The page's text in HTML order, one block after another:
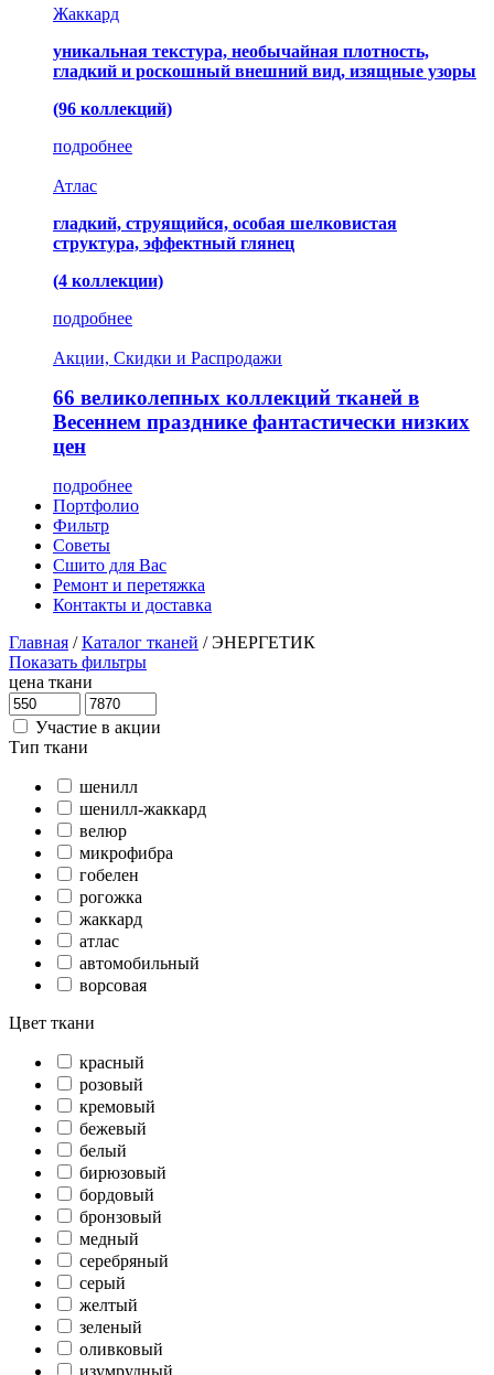
Жаккард
уникальная текстура, необычайная плотность,
гладкий и роскошный внешний вид, изящные узоры
(96 коллекций)
подробнее
Атлас
гладкий, струящийся, особая шелковистая
структура, эффектный глянец
(4 коллекции)
подробнее
Акции, Скидки и Распродажи
66 великолепных коллекций тканей в
Весеннем празднике фантастически низких
цен
подробнее
Портфолио
Фильтр
Советы
Сшито для Вас
Ремонт и перетяжка
Контакты и доставка
Главная / Каталог тканей / ЭНЕРГЕТИК
Показать фильтры
цена ткани
Участие в акции
Тип ткани
шенилл
шенилл-жаккард
велюр
микрофибра
гобелен
рогожка
жаккард
атлас
автомобильный
ворсовая
Цвет ткани
красный
розовый
кремовый
бежевый
белый
бирюзовый
бордовый
бронзовый
медный
серебряный
серый
желтый
зеленый
оливковый
изумрудный